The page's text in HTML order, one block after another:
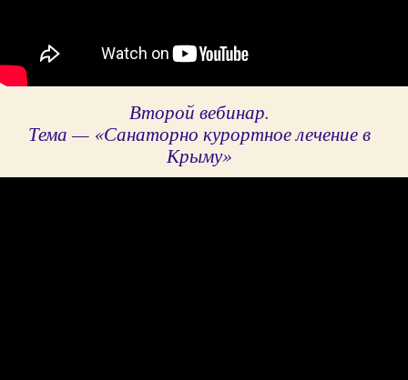
Второй вебинар.
Тема — «Санаторно курортное лечение в
Крыму»